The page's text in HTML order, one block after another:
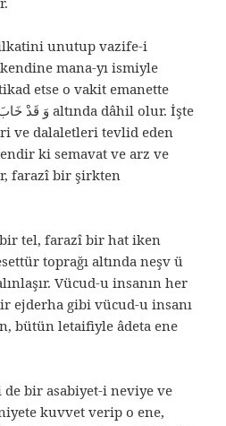
unutup vazife-i
mana-yı ismiyle
etse o vakit emanette
ve dalaletleri tevlid eden
ki semavat ve arz ve
farazî bir şirkten
tel, farazî bir hat iken
toprağı altında neşv ü
Vücud-u insanın her
ejderha gibi vücud-u insanı
bütün letaifiyle âdeta ene
de bir asabiyet-i neviye ve
kuvvet verip o ene,